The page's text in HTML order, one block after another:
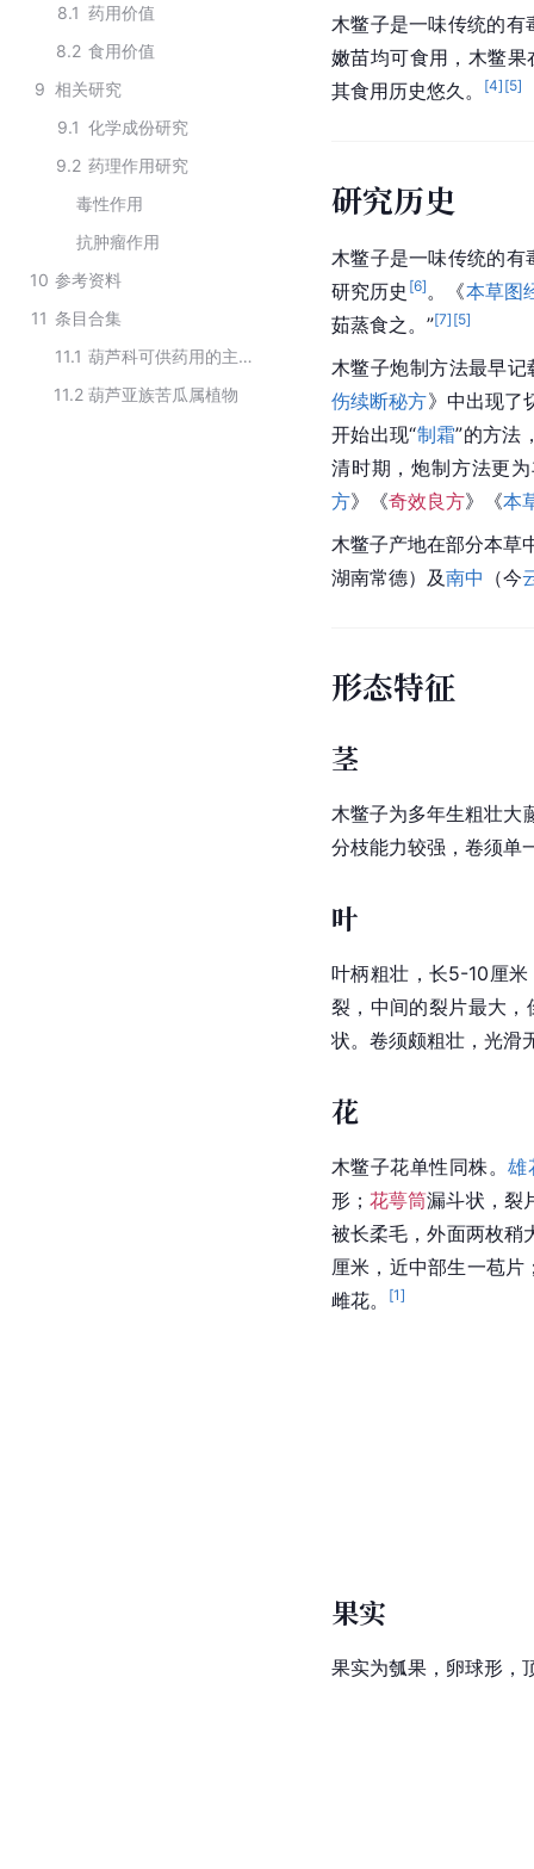
8.1 药用价值
8.2 食用价值
9 相关研究
9.1 化学成份研究
9.2 药理作用研究
毒性作用
抗肿瘤作用
10 参考资料
11 条目合集
11.1
葫芦科可供药用的主要植物
11.2 葫芦亚族苦瓜属植物
木鳖子是一味传统的
嫩苗均可食用，木鳖果
其食用历史悠久。
[4] [5]
研究历史
木鳖子是一味传统的有
研究历史 [6] 。《本草图
茹蒸食之。”[7] [5]
木鳖子炮制方法最早记
伤续断秘方》中出现了
开始出现“制霜”的方法
清时期，炮制方法更
方》《奇效良方》《本
木鳖子产地在部分本草
湖南常德）及南中 （今
形态特征
茎
木鳖子为多年生粗壮大
分枝能力较强，卷须单
叶
叶柄粗壮，长5-10厘
裂，中间的裂片最大
状。卷须颇粗壮，光滑
花
木鳖子花单性同株。雄
形；花萼筒漏斗状，裂
被长柔毛，外面两枚稍
厘米，近中部生一苞片
雌花。
[1]
果实
果实为瓠果，卵球形，